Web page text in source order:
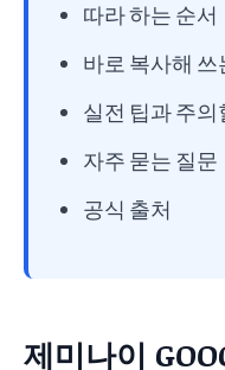
따라 하는 순서
바로 복사해 쓰
실전 팁과 주의
자주 묻는 질문
공식 출처
제미나이